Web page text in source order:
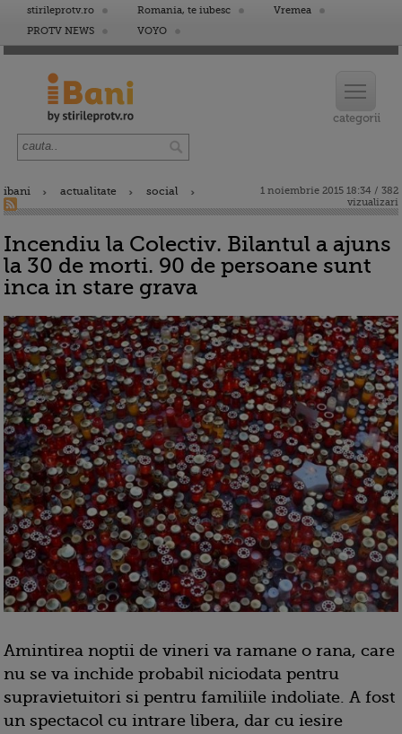
stirileprotv.ro Romania, te iubesc
Vremea
PROTV NEWS
VOYO
ibani actualitate social
1 noiembrie 2015 18:34 / 382
vizualizari
Incendiu la Colectiv. Bilantul a ajuns
la 30 de morti. 90 de persoane sunt
inca in stare grava
Amintirea noptii de vineri va ramane o rana, care
nu se va inchide probabil niciodata pentru
supravietuitori si pentru familiile indoliate. A fost
un spectacol cu intrare libera, dar cu iesire